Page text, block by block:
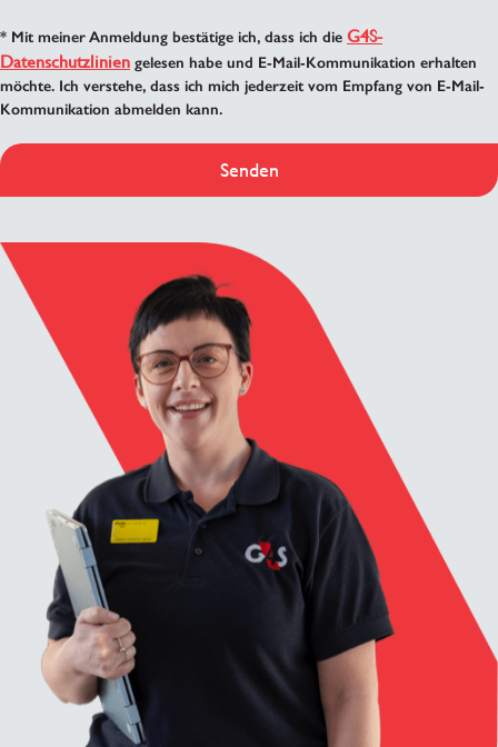
* Mit meiner Anmeldung bestätige ich, dass ich die G4S-
Datenschutzlinien gelesen habe und E-Mail-Kommunikation erhalten
möchte. Ich verstehe, dass ich mich jederzeit vom Empfang von E-Mail-
Kommunikation abmelden kann.
Senden